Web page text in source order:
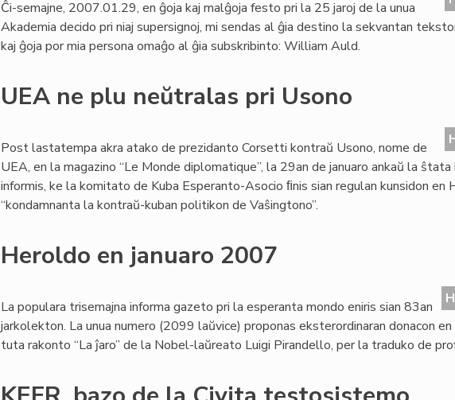
Ĉi-semajne, 2007.01.29, en ĝoja kaj malĝoja festo pri la 25 jaroj de la unua
Akademia decido pri niaj supersignoj, mi sendas al ĝia destino la sekvantan
kaj ĝoja por mia persona omaĝo al ĝia subskribinto: William Auld.
UEA ne plu neŭtralas pri Usono
Post lastatempa akra atako de prezidanto Corsetti kontraŭ Usono, nome de
UEA, en la magazino “Le Monde diplomatique”, la 29an de januaro ankaŭ la
informis, ke la komitato de Kuba Esperanto-Asocio ﬁnis sian regulan kunsidon en
“kondamnanta la kontraŭ-kuban politikon de Vaŝingtono”.
Heroldo en januaro 2007
La populara trisemajna informa gazeto pri la esperanta mondo eniris sian 83an
jarkolekton. La unua numero (2099 laŭvice) proponas eksterordinaran donacon
tuta rakonto “La ĵaro” de la Nobel-laŭreato Luigi Pirandello, per la traduko de